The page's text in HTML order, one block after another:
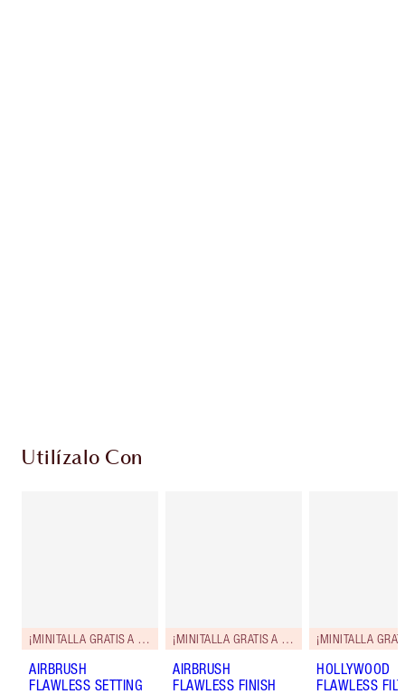
Utilízalo Con
¡MINITALLA GRATIS A JUEGO!
AIRBRUSH
FLAWLESS SETTING
¡MINITALLA GRATIS A JUEGO!
AIRBRUSH
FLAWLESS FINISH
HOLLYWOOD
FLAWLESS